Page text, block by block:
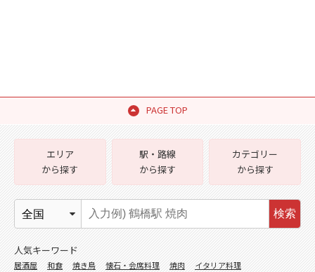
PAGE TOP
エリア
から探す
駅・路線
から探す
カテゴリー
から探す
検索
人気キーワード
居酒屋 和食 焼き鳥 懐石・会席料理 焼肉
イタリア料理